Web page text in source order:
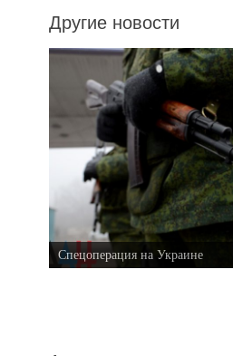
Другие новости
Спецоперация на Украине